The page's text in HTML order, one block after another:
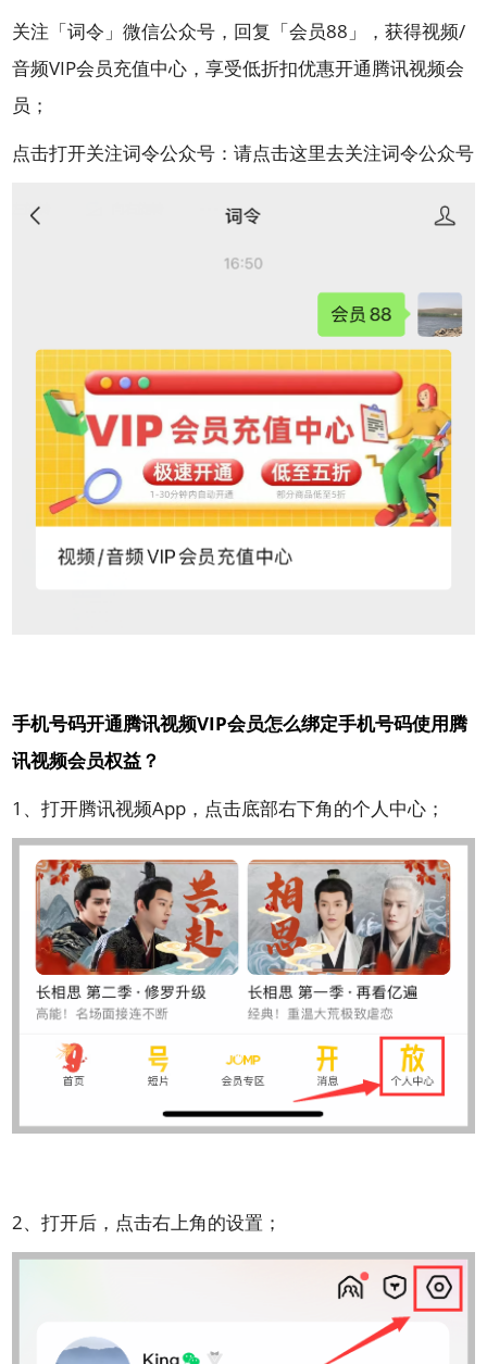
关注「词令」微信公众号，回复「会员88」，获得视频/
音频VIP会员充值中心，享受低折扣优惠开通腾讯视频会
员；
点击打开关注词令公众号：请点击这里去关注词令公众号
手机号码开通腾讯视频VIP会员怎么绑定手机号码使用腾
讯视频会员权益？
1、打开腾讯视频App，点击底部右下角的个人中心；
2、打开后，点击右上角的设置；